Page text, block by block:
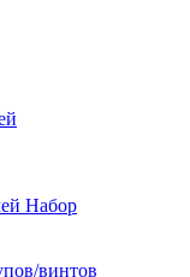
Набор
винтов